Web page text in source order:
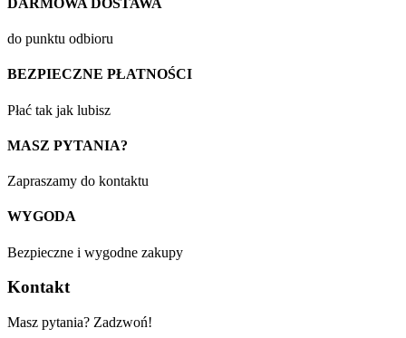
do punktu odbioru
BEZPIECZNE PŁATNOŚCI
Płać tak jak lubisz
MASZ PYTANIA?
Zapraszamy do kontaktu
WYGODA
Bezpieczne i wygodne zakupy
Kontakt
Masz pytania? Zadzwoń!